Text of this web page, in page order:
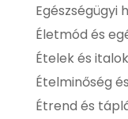
Egészségügyi
Életmód és
Ételek és italok
Ételminőség
Étrend és